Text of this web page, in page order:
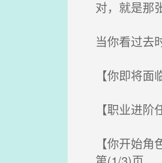
对，就是那
当你看过去
【你即将面
【职业进阶
【你开始角